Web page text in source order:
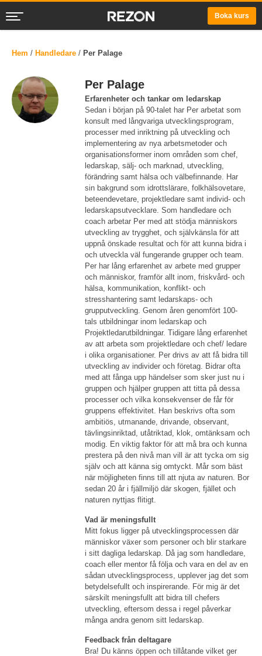
Boka kurs
Hem / Handledare / Per Palage
Per Palage
Erfarenheter och tankar om ledarskap
Sedan i början på 90-talet har Per arbetat som
konsult med långvariga utvecklingsprogram,
processer med inriktning på utveckling och
implementering av nya arbetsmetoder och
organisationsformer inom områden som chef,
ledarskap, sälj- och marknad, utveckling,
förändring samt hälsa och välbefinnande. Har
sin bakgrund som idrottslärare, folkhälsovetare,
beteendevetare, projektledare samt individ- och
ledarskapsutvecklare. Som handledare och
coach arbetar Per med att stödja människors
utveckling av trygghet, och självkänsla för att
uppnå önskade resultat och för att kunna bidra i
och utveckla väl fungerande grupper och team.
Per har lång erfarenhet av arbete med grupper
och människor, framför allt inom, friskvård- och
hälsa, kommunikation, konflikt- och
stresshantering samt ledarskaps- och
grupputveckling. Genom åren genomfört 100-
tals utbildningar inom ledarskap och
Projektledarutbildningar. Tidigare lång erfarenhet
av att arbeta som projektledare och chef/ ledare
i olika organisationer. Per drivs av att få bidra till
utveckling av individer och företag. Bidrar ofta
med att fånga upp händelser som sker just nu i
gruppen och hjälper gruppen att titta på dessa
processer och vilka konsekvenser de får för
gruppens effektivitet. Han beskrivs ofta som
ambitiös, utmanande, drivande, observant,
tävlingsinriktad, utåtriktad, klok, omtänksam och
modig. En viktig faktor för att må bra och kunna
prestera på den nivå man vill är att tycka om sig
själv och att känna sig omtyckt. Mår som bäst
när möjligheten finns till att njuta av naturen. Bor
sedan 20 år i fjällmiljö där skogen, fjället och
naturen nyttjas flitigt.
Vad är meningsfullt
Mitt fokus ligger på utvecklingsprocessen där
människor växer som personer och blir starkare
i sitt dagliga ledarskap. Då jag som handledare,
coach eller mentor få följa och vara en del av en
sådan utvecklingsprocess, upplever jag det som
betydelsefullt och inspirerande. För mig är det
särskilt meningsfullt att bidra till chefers
utveckling, eftersom dessa i regel påverkar
många andra genom sitt ledarskap.
Feedback från deltagare
Bra! Du känns öppen och tillåtande vilket ger